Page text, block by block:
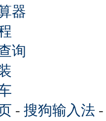
器
询
- 搜狗输入法 -